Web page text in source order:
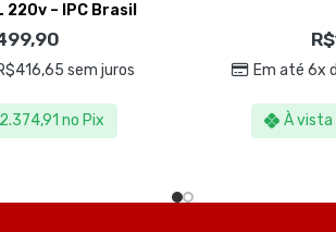
– IPC Brasil
416,65 sem juros
2.374,91 no Pix
R$
Em até 6x
À vista